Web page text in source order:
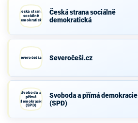
Česká strana
sociálně
demokratická
Česká strana sociálně
demokratická
Severočeši.cz Severočeši.cz
Svoboda a
přímá
demokracie
(SPD)
Svoboda a přímá demokracie
(SPD)